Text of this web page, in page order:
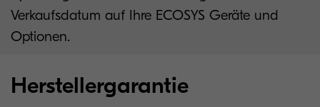
Verkaufsdatum auf Ihre ECOSYS Geräte und
Optionen.
Herstellergarantie